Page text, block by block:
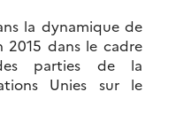
la dynamique de
2015 dans le cadre
parties de la
Unies sur le